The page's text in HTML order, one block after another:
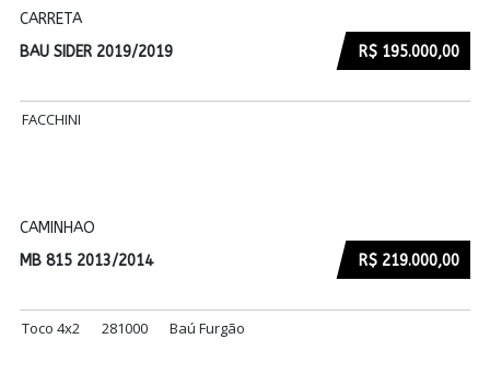
CARRETA
R$ 195.000,00
BAU SIDER 2019/2019
FACCHINI
CAMINHAO
R$ 219.000,00
MB 815 2013/2014
Toco 4x2 281000 Baú Furgão